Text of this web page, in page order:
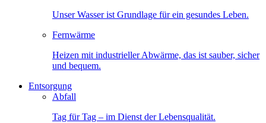
Unser Wasser ist Grundlage für ein gesundes Leben.
Fernwärme
Heizen mit industrieller Abwärme, das ist sauber, sicher
und bequem.
Entsorgung
Abfall
Tag für Tag – im Dienst der Lebensqualität.